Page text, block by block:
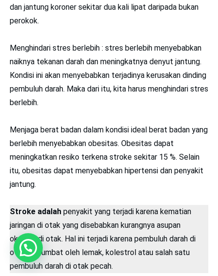
dan jantung koroner sekitar dua kali lipat daripada bukan
perokok.
Menghindari stres berlebih : stres berlebih menyebabkan
naiknya tekanan darah dan meningkatnya denyut jantung.
Kondisi ini akan menyebabkan terjadinya kerusakan dinding
pembuluh darah. Maka dari itu, kita harus menghindari stres
berlebih.
Menjaga berat badan dalam kondisi ideal berat badan yang
berlebih menyebabkan obesitas. Obesitas dapat
meningkatkan resiko terkena stroke sekitar 15 %. Selain
itu, obesitas dapat menyebabkan hipertensi dan penyakit
jantung.
Stroke adalah penyakit yang terjadi karena kematian
jaringan di otak yang disebabkan kurangnya asupan
oksigen di otak. Hal ini terjadi karena pembuluh darah di
otak tersumbat oleh lemak, kolestrol atau salah satu
pembuluh darah di otak pecah.